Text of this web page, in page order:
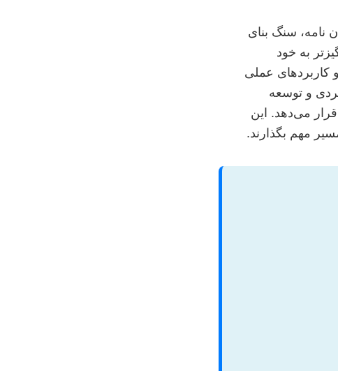
نامه، سنگ بنای
به خود
کاربردهای عملی
و توسعه
می‌دهد. این
مهم بگذارند.